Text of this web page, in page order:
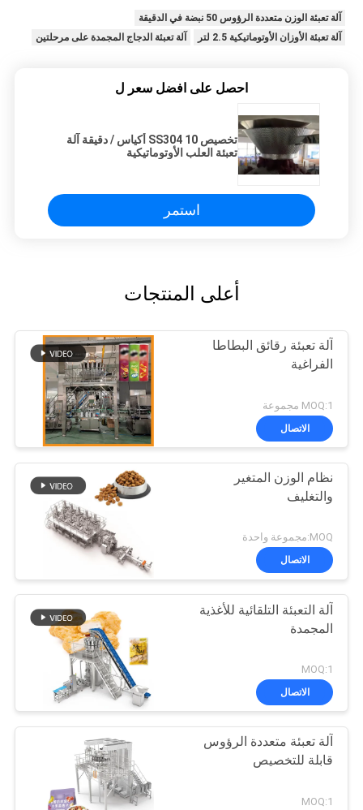
آلة تعبئة الوزن متعددة الرؤوس 50 نبضة في الدقيقة
آلة تعبئة الأوزان الأوتوماتيكية 2.5 لتر
آلة تعبئة الدجاج المجمدة على مرحلتين
احصل على افضل سعر ل
تخصيص SS304 10 أكياس / دقيقة آلة
تعبئة العلب الأوتوماتيكية
استمر
أعلى المنتجات
آلة تعبئة رقائق البطاطا
الفراغية
MOQ:1 مجموعة
الاتصال
نظام الوزن المتغير
والتغليف
MOQ:مجموعة واحدة
الاتصال
آلة التعبئة التلقائية للأغذية
المجمدة
MOQ:1
الاتصال
آلة تعبئة متعددة الرؤوس
قابلة للتخصيص
MOQ:1